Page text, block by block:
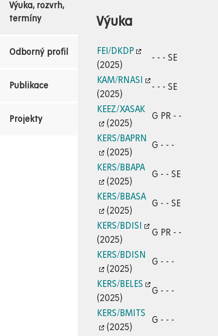
Výuka, rozvrh,
termíny
Odborný profil
Publikace
Projekty
Výuka
FEI/DKDP
(2025)
- - - SE
KAM/RNASI
(2025)
- - - SE
KEEZ/XASAK
(2025)
G PR - -
KERS/BAPRN
(2025)
G - - -
KERS/BBAPA
(2025)
G - - SE
KERS/BBASA
(2025)
G - - SE
KERS/BDISI
(2025)
G PR - -
KERS/BDISN
(2025)
G - - -
KERS/BELES
(2025)
G - - -
KERS/BMITS
(2025)
G - - -